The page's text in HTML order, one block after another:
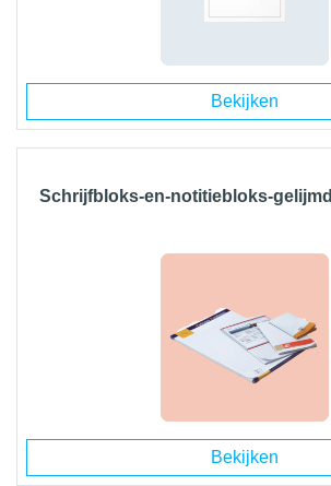
Bekijken
Schrijfbloks-en-notitiebloks-gelijmd
Bekijken